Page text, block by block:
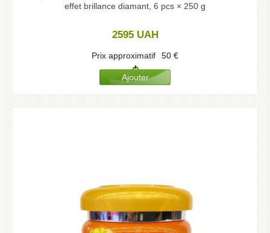
effet brillance diamant, 6 pcs × 250 g
2595 UAH
Prix approximatif 50 €